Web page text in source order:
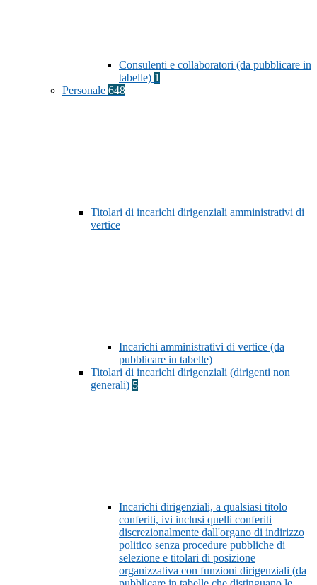
Consulenti e collaboratori (da pubblicare in
tabelle) 1
Personale 648
Titolari di incarichi dirigenziali amministrativi di
vertice
Incarichi amministrativi di vertice (da
pubblicare in tabelle)
Titolari di incarichi dirigenziali (dirigenti non
generali) 5
Incarichi dirigenziali, a qualsiasi titolo
conferiti, ivi inclusi quelli conferiti
discrezionalmente dall'organo di indirizzo
politico senza procedure pubbliche di
selezione e titolari di posizione
organizzativa con funzioni dirigenziali (da